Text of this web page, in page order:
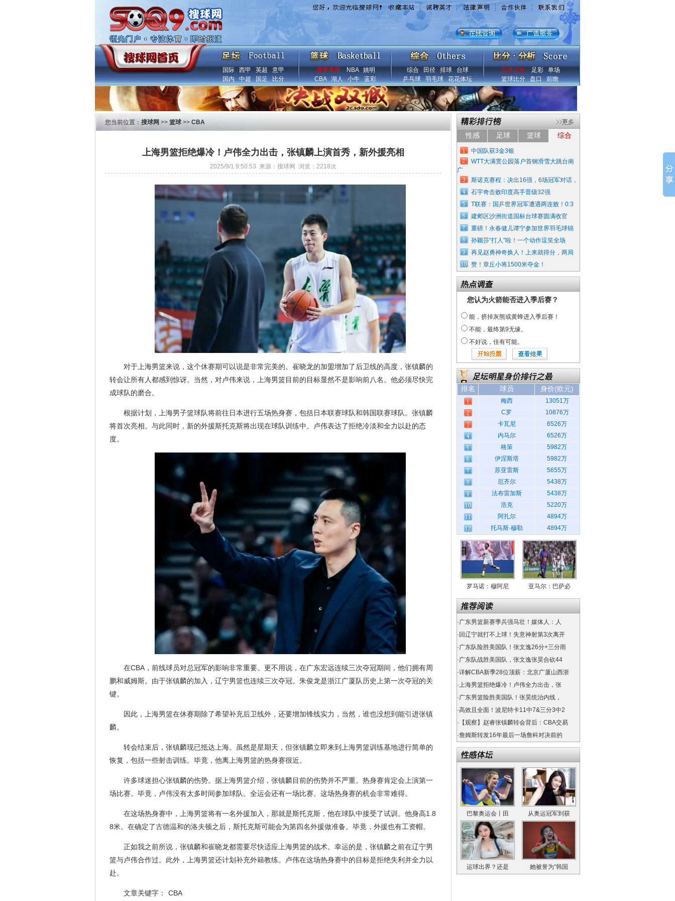
国际 西甲 英超
意甲
国内
中超 国足 比分
赛事直播 NBA
姚明
CBA
湖人 小牛 蓝彩
综合 田径 排球
台球
乒乓球
羽毛球 花花体坛
足球比分 足彩
单场
篮球比分
盘口 前瞻
您当前位置： 搜球网 >> 篮球>> CBA
上海男篮拒绝爆冷！卢伟全力出击，张镇麟上演首秀，新外援亮相
2025/9/1 9:50:53 来源：搜球网 浏览： 2218次
对于上海男篮来说，这个休赛期可以说是非常完美的。崔晓龙的加盟增加了后卫线的高度，张镇麟的
转会让所有人都感到惊讶。当然，对卢伟来说，上海男篮目前的目标显然不是影响前八名。他必须尽快完
成球队的磨合。
根据计划，上海男子篮球队将前往日本进行五场热身赛，包括日本联赛球队和韩国联赛球队。张镇麟
将首次亮相。与此同时，新的外援斯托克斯将出现在球队训练中。卢伟表达了拒绝冷淡和全力以赴的态
度。
在CBA，前线球员对总冠军的影响非常重要。更不用说，在广东宏远连续三次夺冠期间，他们拥有周
鹏和威姆斯。由于张镇麟的加入，辽宁男篮也连续三次夺冠。朱俊龙是浙江广厦队历史上第一次夺冠的关
键。
因此，上海男篮在休赛期除了希望补充后卫线外，还要增加锋线实力，当然，谁也没想到能引进张镇
麟。
转会结束后，张镇麟现已抵达上海。虽然是星期天，但张镇麟立即来到上海男篮训练基地进行简单的
恢复，包括一些射击训练。毕竟，他离上海男篮的热身赛很近。
许多球迷担心张镇麟的伤势。据上海男篮介绍，张镇麟目前的伤势并不严重。热身赛肯定会上演第一
场比赛。毕竟，卢伟没有太多时间参加球队。全运会还有一场比赛。这场热身赛的机会非常难得。
在这场热身赛中，上海男篮将有一名外援加入，那就是斯托克斯，他在球队中接受了试训。他身高1.8
8米。在确定了古德温和的洛夫顿之后，斯托克斯可能会为第四名外援做准备。毕竟，外援也有工资帽。
正如我之前所说，张镇麟和崔晓龙都需要尽快适应上海男篮的战术。幸运的是，张镇麟之前在辽宁男
篮与卢伟合作过。此外，上海男篮还计划补充外籍教练。卢伟在这场热身赛中的目标是拒绝失利并全力以
赴。
文章关键字： CBA
性感 足球 篮球 综合
中国队获3金3银
WTT大满贯公园落户首钢滑雪大跳台南
广
斯诺克赛程：决出16强，6场冠军对话，
石宇奇击败印度高手晋级32强
T联赛：国乒世界冠军遭遇两连败！0:3
建邺区沙洲街道国标台球赛圆满收官
重磅！永春健儿谭宁参加世界羽毛球锦
孙颖莎“打人”啦！一个动作逗笑全场
再见赵勇神奇换人！上来就得分，两局
赞！章丘小将1500米夺金！
您认为火箭能否进入季后赛？
能，挤掉灰熊或黄蜂进入季后赛！
不能，最终第9无缘。
不好说，佳有可能。
排名 球员 身价(欧元)
梅西
13051万
C罗
10876万
卡瓦尼
6526万
内马尔
6526万
格策
5982万
伊涅斯塔
5982万
苏亚雷斯
5655万
厄齐尔
5438万
法布雷加斯
5438万
浩克
5220万
阿扎尔
4894万
托马斯·穆勒
4894万
罗马诺：穆阿尼 亚马尔：巴萨必
·广东男篮新赛季兵强马壮！媒体人：人
· 回辽宁就打不上球！失意神射第3次离开
·广东队险胜美国队！张文逸26分+三分雨
·广东队战胜美国队，张文逸张昊合砍44
·详解CBA新季28位顶薪：北京广厦山西浙
·上海男篮拒绝爆冷！卢伟全力出击，张
·广东男篮险胜美国队！张昊统治内线，
·高效且全面！波尼特卡11中7&三分3中2
· 【观察】赵睿张镇麟转会背后：CBA交易
·詹姆斯转发16年最后一场詹科对决前的
巴黎奥运会丨田 从奥运冠军到获
运球出界？还是 她被誉为“韩国